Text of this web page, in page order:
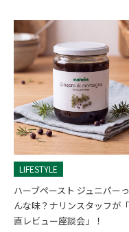
LIFESTYLE
ハーブペースト ジュニパー
んな味？ナリンスタッフが
直レビュー座談会」！